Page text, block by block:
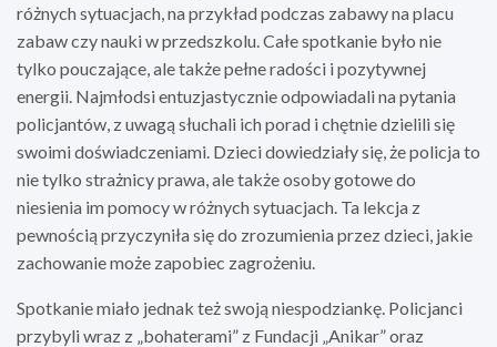
różnych sytuacjach, na przykład podczas zabawy na placu
zabaw czy nauki w przedszkolu. Całe spotkanie było nie
tylko pouczające, ale także pełne radości i pozytywnej
energii. Najmłodsi entuzjastycznie odpowiadali na pytania
policjantów, z uwagą słuchali ich porad i chętnie dzielili się
swoimi doświadczeniami. Dzieci dowiedziały się, że policja to
nie tylko strażnicy prawa, ale także osoby gotowe do
niesienia im pomocy w różnych sytuacjach. Ta lekcja z
pewnością przyczyniła się do zrozumienia przez dzieci, jakie
zachowanie może zapobiec zagrożeniu.
Spotkanie miało jednak też swoją niespodziankę. Policjanci
przybyli wraz z „bohaterami” z Fundacji „Anikar” oraz